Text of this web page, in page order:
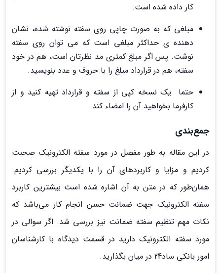
کار داده شده است.
مبلغی که به صورت چاپی روی سفته نوشته شده، نشان
دهنده ی حداکثر مبلغی است که می توان روی سفته
نوشت. پس اگر مبلغ کمتری مد نظرتان است، هم در خود
سفته، هم در قرارداد مبلغ را با حروف و عدد بنویسید.
حتما یک نسخه کپی از سفته و قرارداد تهیه کنید و از
کارفرما بخواهید آن را امضاء کند.
جمع‌بندی
در این مقاله به طور مفصل در مورد سفته الکترونیک صحبت
کردیم و مزایا و کاربردهای آن را با یکدیگر بررسی کردیم.
همان‌طور که در متن به آن اشاره شده است بیشترین کاربرد
سفته الکترونیک جهت ضمانت حسن انجام کار می‌باشد که
نکات مهم تنظیم سفته ضمانت نیز بررسی شد. اگر سوالی در
مورد سفته الکترونیک دارید در قسمت دیدگاه با کارشناسان
امور بانکی ساد24 در میان بگذارید.